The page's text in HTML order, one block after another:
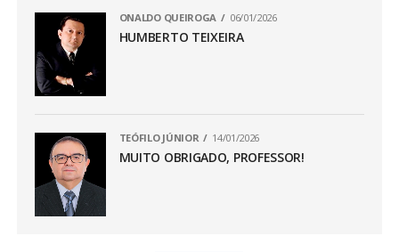
ONALDO QUEIROGA 06/01/2026
HUMBERTO TEIXEIRA
TEÓFILO JÚNIOR 14/01/2026
MUITO OBRIGADO, PROFESSOR!